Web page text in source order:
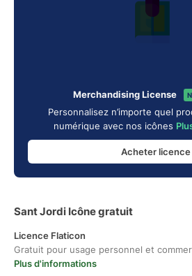
Merchandising License
Personnalisez n’importe quel
numérique avec nos icônes
Acheter licence
Sant Jordi Icône gratuit
Licence Flaticon
Gratuit pour usage personnel et
Plus d'informations